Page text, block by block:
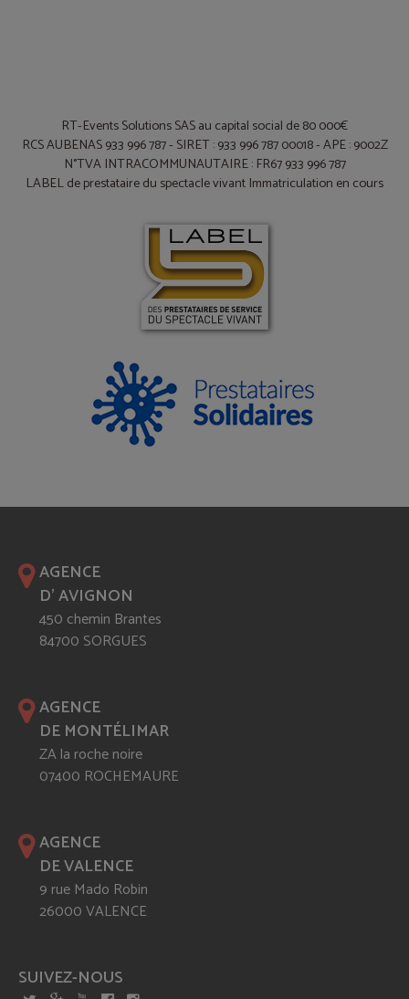
RT-Events Solutions SAS au capital social de 80 000€
RCS AUBENAS 933 996 787 - SIRET : 933 996 787 00018 - APE : 9002Z
N°TVA INTRACOMMUNAUTAIRE : FR67 933 996 787
LABEL de prestataire du spectacle vivant Immatriculation en cours
AGENCE
D' AVIGNON
450 chemin Brantes
84700 SORGUES
AGENCE
DE MONTÉLIMAR
ZA la roche noire
07400 ROCHEMAURE
AGENCE
DE VALENCE
9 rue Mado Robin
26000 VALENCE
SUIVEZ-NOUS